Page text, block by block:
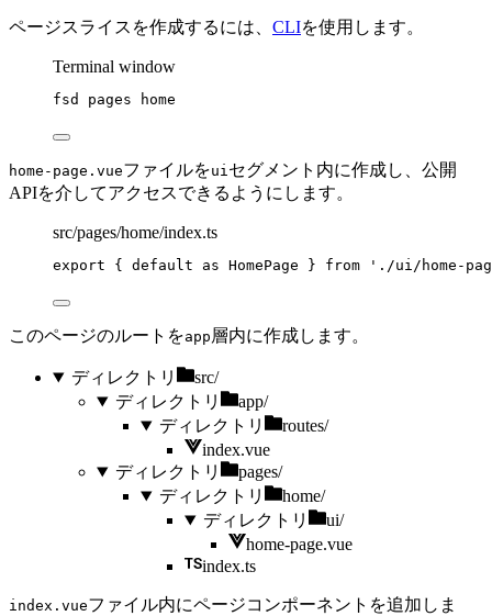
ページスライスを作成するには、 CLIを使用します。
Terminal window
fsd pages home
home-page.vueファイルをuiセグメント内に作成し、公開
APIを介してアクセスできるようにします。
src/pages/home/index.ts
export { default as HomePage } from ' ./ui/home-
このページのルートをapp 層内に作成します。
ディレクトリ
src/
ディレクトリ
app/
ディレクトリ
routes/
index.vue
ディレクトリ
pages/
ディレクトリ
home/
ディレクトリ
ui/
home-page.vue
index.ts
index.vueファイル内にページコンポーネントを追加しま